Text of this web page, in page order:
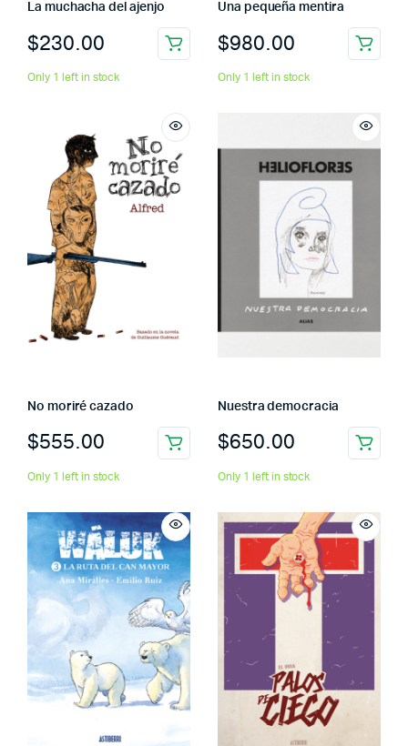
La muchacha del ajenjo
$230.00
Only 1 left in stock
Una pequeña mentira
$980.00
Only 1 left in stock
No moriré cazado
$555.00
Only 1 left in stock
Nuestra democracia
$650.00
Only 1 left in stock